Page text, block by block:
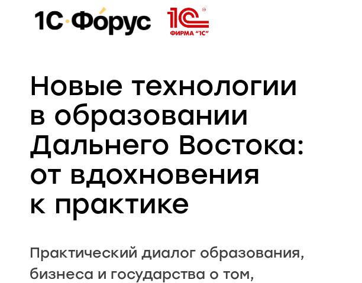
Новые технологии
в образовании
Дальнего Востока:
от вдохновения
к практике
Практический диалог образования,
бизнеса и государства о том,